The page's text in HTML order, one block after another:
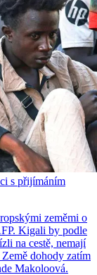
s přijímáním
zeměmi o
Kigali by podle
na cestě, nemají
dohody zatím
Makoloová.